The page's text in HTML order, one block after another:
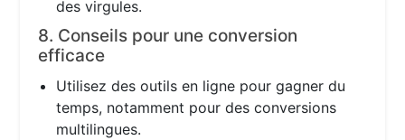
des virgules.
8. Conseils pour une conversion
efficace
Utilisez des outils en ligne pour gagner du
temps, notamment pour des conversions
multilingues.